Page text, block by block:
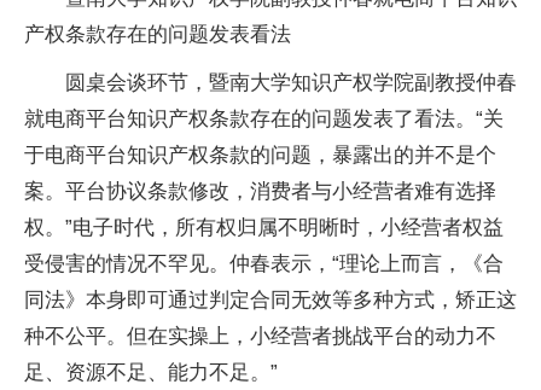
产权条款存在的问题发表看法
圆桌会谈环节，暨南大学知识产权学院副教授仲春
就电商平台知识产权条款存在的问题发表了看法。“关
于电商平台知识产权条款的问题，暴露出的并不是个
案。平台协议条款修改，消费者与小经营者难有选择
权。”电子时代，所有权归属不明晰时，小经营者权益
受侵害的情况不罕见。仲春表示，“理论上而言，《合
同法》本身即可通过判定合同无效等多种方式，矫正这
种不公平。但在实操上，小经营者挑战平台的动力不
足、资源不足、能力不足。”